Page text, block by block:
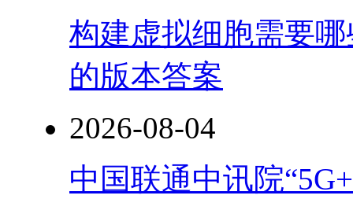
构建虚拟细胞需要
的版本答案
2026-08-04
中国联通中讯院